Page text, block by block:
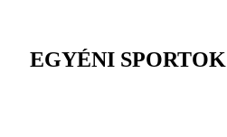
EGYÉNI SPORTOK